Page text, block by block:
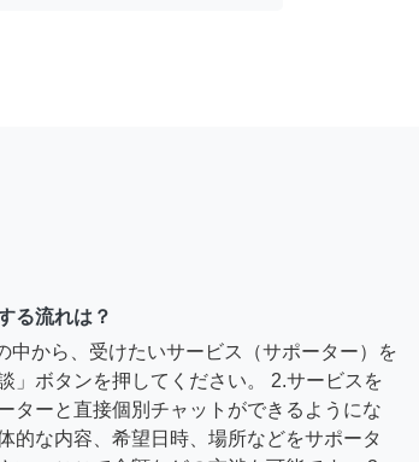
る流れは？
中から、受けたいサービス（サポーター）を
」ボタンを押してください。 2.サービスを
ターと直接個別チャットができるようにな
的な内容、希望日時、場所などをサポータ